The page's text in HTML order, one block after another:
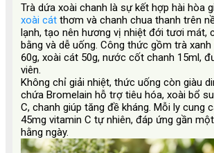
Trà dứa xoài chanh là sự kết hợp hài hòa
xoài cát thơm và chanh chua thanh trên
lạnh, tạo nên hương vị nhiệt đới tươi mát,
bằng và dễ uống. Công thức gồm trà
60g, xoài cát 50g, nước cốt chanh 15ml,
viên.
Không chỉ giải nhiệt, thức uống còn giàu
chứa Bromelain hỗ trợ tiêu hóa, xoài bổ
C, chanh giúp tăng đề kháng. Mỗi ly cung
45mg vitamin C tự nhiên, đáp ứng gần
hằng ngày.